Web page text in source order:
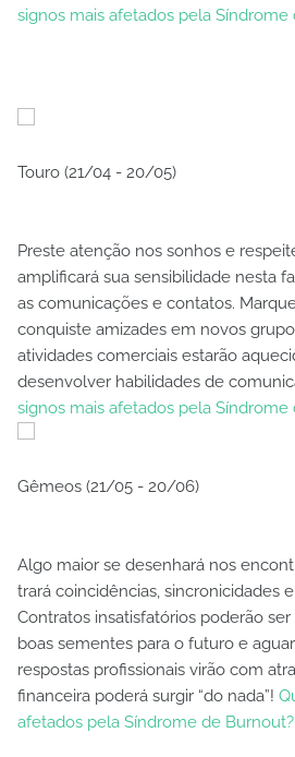
signos mais afetados pela Síndrome
Touro (21/04 - 20/05)
Preste atenção nos sonhos e
amplificará sua sensibilidade nesta
as comunicações e contatos.
conquiste amizades em novos
atividades comerciais estarão
desenvolver habilidades de
signos mais afetados pela Síndrome
Gêmeos (21/05 - 20/06)
Algo maior se desenhará nos
trará coincidências, sincronicidades
Contratos insatisfatórios poderão
boas sementes para o futuro e
respostas profissionais virão com
financeira poderá surgir “do nada”!
afetados pela Síndrome de Burnout?